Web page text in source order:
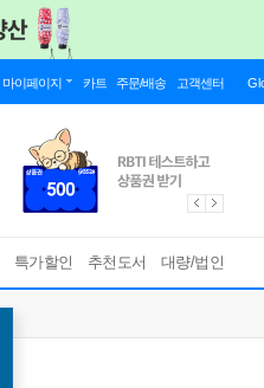
마이페이지 카트 주문/배송 고객센터
특가할인 추천도서 대량/법인